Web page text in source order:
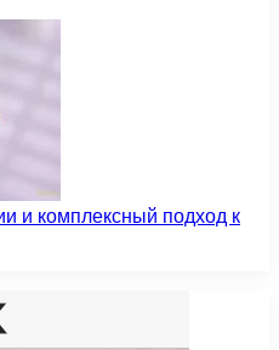
и комплексный подход к